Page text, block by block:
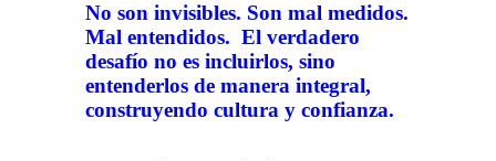
No son invisibles. Son mal medidos.
Mal entendidos. El verdadero
desafío no es incluirlos, sino
entenderlos de manera integral,
construyendo cultura y confianza.